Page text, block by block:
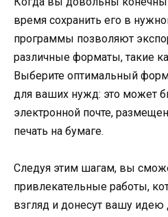
время сохранить его в
программы позволяют
различные форматы, такие
Выберите оптимальный
для ваших нужд: это может
электронной почте,
печать на бумаге.
Следуя этим шагам, вы
привлекательные работы,
взгляд и донесут вашу идею